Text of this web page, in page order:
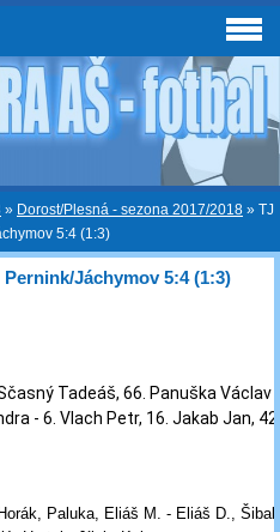
» Dorost/Plesná - sezona 2017/2018 » TJ
5:4 (1:3)
Jáchymov 5:4 (1:3)
Tadeáš, 66. Panuška Václav
- 6. Vlach Petr, 16. Jakab Jan,
Paluka, Eliáš M. - Eliáš D.,